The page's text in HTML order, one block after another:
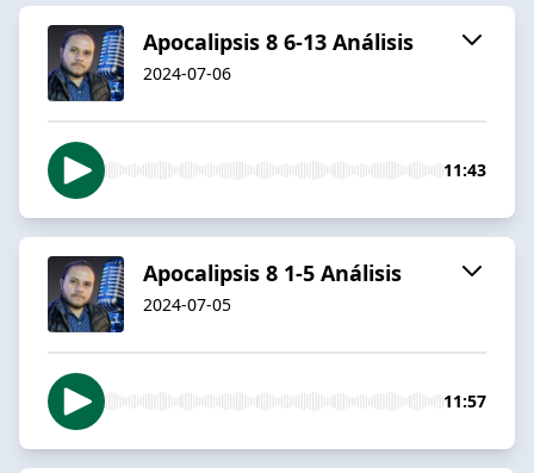
Apocalipsis 8 6-13 Análisis
2024-07-06
11:43
Apocalipsis 8 1-5 Análisis
2024-07-05
11:57